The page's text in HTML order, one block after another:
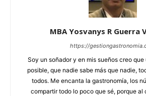
MBA Yosvanys R Guerra
https://
Soy un soñador y en mis sueños creo que
posible, que nadie sabe más que nadie,
todos. Me encanta la gastronomía, los
compartir todo lo poco que sé, porque al